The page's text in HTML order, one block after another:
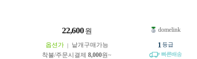
22,600 원
옵션가
낱개구매가능
착불/주문시결제 8,000원~
domelink
1 등급
빠른배송